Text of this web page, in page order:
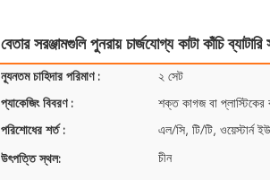
বেতার সরঞ্জামগুলি পুনরায় চার্জযোগ্য কাটা কাঁচি
ন্যূনতম চাহিদার পরিমাণ : ২ সেট
প্যাকেজিং বিবরণ : শক্ত কাগজ বা প্লাস্টিকের
পরিশোধের শর্ত : এল/সি, টি/টি, ওয়েস্টার্ন
উৎপত্তি স্থল: চীন